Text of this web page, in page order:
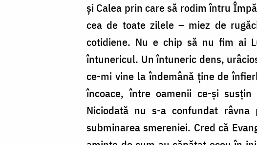
și Calea prin care să rodim întru
cea de toate zilele – miez de
cotidiene. Nu e chip să nu fim ai
întunericul. Un întuneric dens,
ce-mi vine la îndemână ține de
încoace, între oamenii ce-și
Niciodată nu s-a confundat
subminarea smereniei. Cred că